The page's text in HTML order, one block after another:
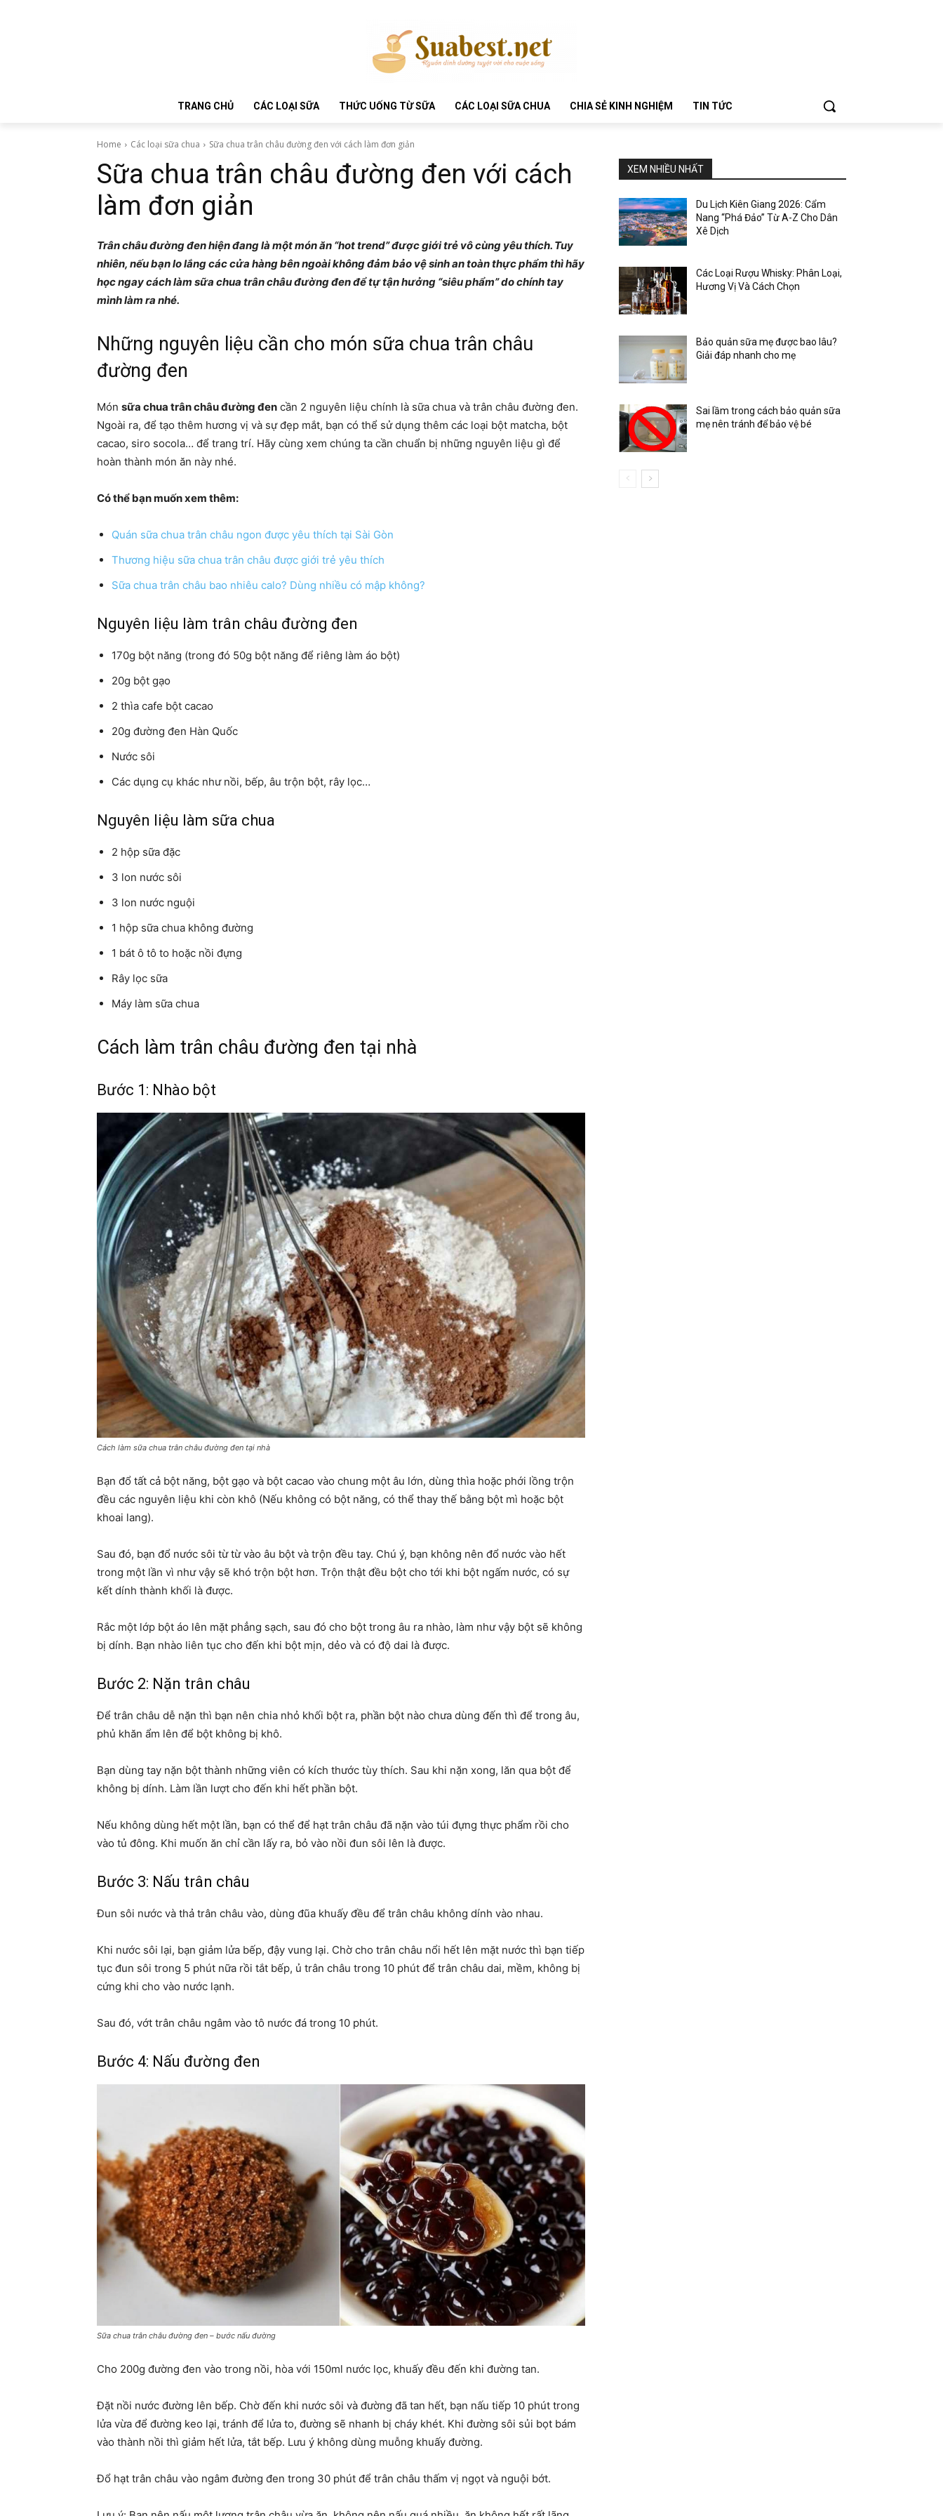
TRANG CHỦ CÁC LOẠI SỮA THỨC UỐNG TỪ SỮA CÁC LOẠI SỮA CHUA CHIA SẺ KINH NGHIỆM TIN TỨC
Home Các loại sữa chua Sữa chua trân châu đường đen với cách làm đơn giản
Sữa chua trân châu đường đen với cách
làm đơn giản
Trân châu đường đen hiện đang là một món ăn “hot trend” được giới trẻ vô cùng yêu thích. Tuy
nhiên, nếu bạn lo lắng các cửa hàng bên ngoài không đảm bảo vệ sinh an toàn thực phẩm thì hãy
học ngay cách làm sữa chua trân châu đường đen để tự tận hưởng “siêu phẩm” do chính tay
mình làm ra nhé.
Những nguyên liệu cần cho món sữa chua trân châu
đường đen
Món sữa chua trân châu đường đen cần 2 nguyên liệu chính là sữa chua và trân châu đường đen.
Ngoài ra, để tạo thêm hương vị và sự đẹp mắt, bạn có thể sử dụng thêm các loại bột matcha, bột
cacao, siro socola… để trang trí. Hãy cùng xem chúng ta cần chuẩn bị những nguyên liệu gì để
hoàn thành món ăn này nhé.
Có thể bạn muốn xem thêm:
Quán sữa chua trân châu ngon được yêu thích tại Sài Gòn
Thương hiệu sữa chua trân châu được giới trẻ yêu thích
Sữa chua trân châu bao nhiêu calo? Dùng nhiều có mập không?
Nguyên liệu làm trân châu đường đen
170g bột năng (trong đó 50g bột năng để riêng làm áo bột)
20g bột gạo
2 thìa cafe bột cacao
20g đường đen Hàn Quốc
Nước sôi
Các dụng cụ khác như nồi, bếp, âu trộn bột, rây lọc…
Nguyên liệu làm sữa chua
2 hộp sữa đặc
3 lon nước sôi
3 lon nước nguội
1 hộp sữa chua không đường
1 bát ô tô to hoặc nồi đựng
Rây lọc sữa
Máy làm sữa chua
Cách làm trân châu đường đen tại nhà
Bước 1: Nhào bột
Cách làm sữa chua trân châu đường đen tại nhà
Bạn đổ tất cả bột năng, bột gạo và bột cacao vào chung một âu lớn, dùng thìa hoặc phới lồng trộn
đều các nguyên liệu khi còn khô (Nếu không có bột năng, có thể thay thế bằng bột mì hoặc bột
khoai lang).
Sau đó, bạn đổ nước sôi từ từ vào âu bột và trộn đều tay. Chú ý, bạn không nên đổ nước vào hết
trong một lần vì như vậy sẽ khó trộn bột hơn. Trộn thật đều bột cho tới khi bột ngấm nước, có sự
kết dính thành khối là được.
Rắc một lớp bột áo lên mặt phẳng sạch, sau đó cho bột trong âu ra nhào, làm như vậy bột sẽ không
bị dính. Bạn nhào liên tục cho đến khi bột mịn, dẻo và có độ dai là được.
Bước 2: Nặn trân châu
Để trân châu dễ nặn thì bạn nên chia nhỏ khối bột ra, phần bột nào chưa dùng đến thì để trong âu,
phủ khăn ẩm lên để bột không bị khô.
Bạn dùng tay nặn bột thành những viên có kích thước tùy thích. Sau khi nặn xong, lăn qua bột để
không bị dính. Làm lần lượt cho đến khi hết phần bột.
Nếu không dùng hết một lần, bạn có thể để hạt trân châu đã nặn vào túi đựng thực phẩm rồi cho
vào tủ đông. Khi muốn ăn chỉ cần lấy ra, bỏ vào nồi đun sôi lên là được.
Bước 3: Nấu trân châu
Đun sôi nước và thả trân châu vào, dùng đũa khuấy đều để trân châu không dính vào nhau.
Khi nước sôi lại, bạn giảm lửa bếp, đậy vung lại. Chờ cho trân châu nổi hết lên mặt nước thì bạn tiếp
tục đun sôi trong 5 phút nữa rồi tắt bếp, ủ trân châu trong 10 phút để trân châu dai, mềm, không bị
cứng khi cho vào nước lạnh.
Sau đó, vớt trân châu ngâm vào tô nước đá trong 10 phút.
Bước 4: Nấu đường đen
Sữa chua trân châu đường đen – bước nấu đường
Cho 200g đường đen vào trong nồi, hòa với 150ml nước lọc, khuấy đều đến khi đường tan.
Đặt nồi nước đường lên bếp. Chờ đến khi nước sôi và đường đã tan hết, bạn nấu tiếp 10 phút trong
lửa vừa để đường keo lại, tránh để lửa to, đường sẽ nhanh bị cháy khét. Khi đường sôi sủi bọt bám
vào thành nồi thì giảm hết lửa, tắt bếp. Lưu ý không dùng muỗng khuấy đường.
Đổ hạt trân châu vào ngâm đường đen trong 30 phút để trân châu thấm vị ngọt và nguội bớt.
XEM NHIỀU NHẤT
Du Lịch Kiên Giang 2026: Cẩm
Nang “Phá Đảo” Từ A-Z Cho Dân
Xê Dịch
Các Loại Rượu Whisky: Phân Loại,
Hương Vị Và Cách Chọn
Bảo quản sữa mẹ được bao lâu?
Giải đáp nhanh cho mẹ
Sai lầm trong cách bảo quản sữa
mẹ nên tránh để bảo vệ bé